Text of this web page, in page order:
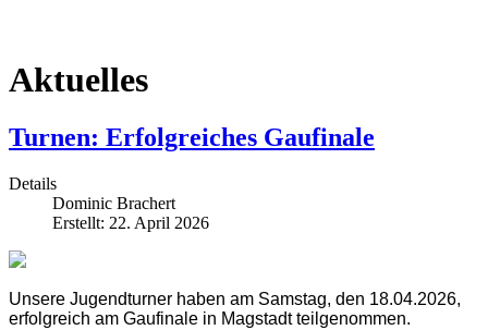
Aktuelles
Turnen: Erfolgreiches Gaufinale
Details
Dominic Brachert
Erstellt: 22. April 2026
Unsere Jugendturner haben am Samstag, den 18.04.2026,
erfolgreich am Gaufinale in Magstadt teilgenommen.